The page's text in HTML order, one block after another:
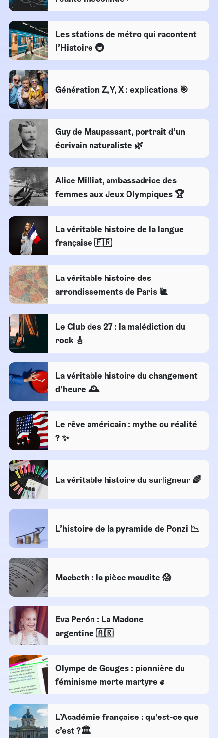
Les stations de métro qui racontent
l’Histoire 🚇
Génération Z, Y, X : explications 🎯
Guy de Maupassant, portrait d’un
écrivain naturaliste 🌿
Alice Milliat, ambassadrice des
femmes aux Jeux Olympiques 🏆
La véritable histoire de la langue
française 🇫🇷​
La véritable histoire des
arrondissements de Paris 🐌
Le Club des 27 : la malédiction du
rock 🎸
La véritable histoire du changement
d’heure 🕰️
Le rêve américain : mythe ou réalité
? ✨
La véritable histoire du surligneur 🌈
L’histoire de la pyramide de Ponzi 📉
Macbeth : la pièce maudite 😱
Eva Perón : La Madone
argentine 🇦🇷
Olympe de Gouges : pionnière du
féminisme morte martyre ✊
L’Académie française : qu’est-ce que
c’est ?🏛️